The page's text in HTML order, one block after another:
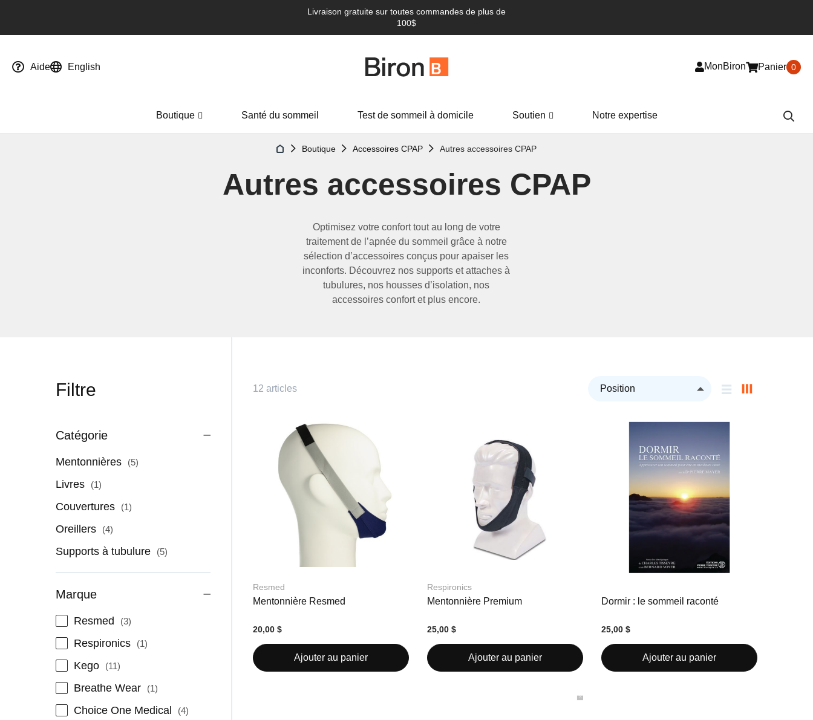
Livraison gratuite sur toutes commandes de plus de
100$
Aide English MonBiron Panier 0
Boutique Santé du sommeil Test de sommeil à domicile Soutien Notre expertise
Autres accessoires CPAP
Optimisez votre confort tout au long de votre
traitementdel ’apnée du sommeil grâce à notre
sélection d’accessoires conçus pourapaiser les
inconforts. Découvrez nos supports et attaches à
tubulures, nos housses d’isolation, nos
accessoires confortet plus encore.
Boutique Accessoires CPAP Autres accessoires CPAP
12 articles
Par
Ajouter au panier
Resmed
Mentonnière Resmed
20,00 $
Ajouter au panier
Respironics
Mentonnière Premium
25,00 $
Ajouter au panier
Dormir : le sommeil raconté
25,00 $
Filtre
Catégorie
Mentonnières 5articles
Livres 1article
Couvertures 1article
Oreillers 4articles
Supports à tubulure 5articles
Marque
Resmed 3articles
Respironics 1article
Kego 11articles
Breathe Wear 1article
Choice One Medical 4articles